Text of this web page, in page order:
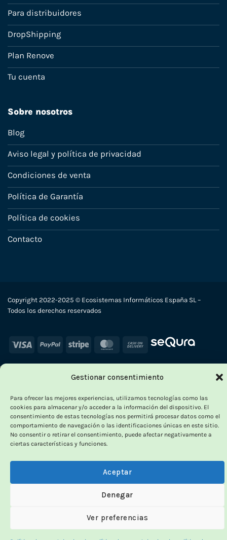
Gestionar consentimiento
Para ofrecer las mejores experiencias, utilizamos tecnologías como las
cookies para almacenar y/o acceder a la información del dispositivo. El
consentimiento de estas tecnologías nos permitirá procesar datos como el
comportamiento de navegación o las identificaciones únicas en este sitio.
No consentir o retirar el consentimiento, puede afectar negativamente a
ciertas características y funciones.
Aceptar
Denegar
Ver preferencias
Para distribuidores
DropShipping
Plan Renove
Tu cuenta
Sobre nosotros
Blog
Aviso legal y política de privacidad
Condiciones de venta
Política de Garantía
Política de cookies
Contacto
Copyright 2022-2025 © Ecosistemas Informáticos España SL –
Todos los derechos reservados
Visa PayPal Stripe MasterCard
Cash
-
OUTLET VORPC
Calidad probada,
precios imbatibles